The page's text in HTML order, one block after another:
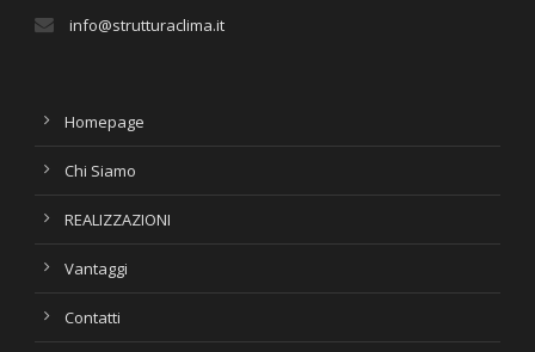
info@strutturaclima.it
Homepage
Chi Siamo
REALIZZAZIONI
Vantaggi
Contatti